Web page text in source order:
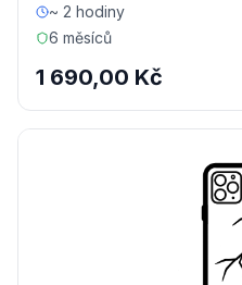
~ 2 hodiny
6 měsíců
1 690,00 Kč